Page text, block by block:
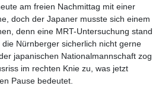
am freien Nachmittag mit einer
doch der Japaner musste sich einem
denn eine MRT-Untersuchung stand
Nürnberger sicherlich nicht gerne
japanischen Nationalmannschaft zog
im rechten Knie zu, was jetzt
Pause bedeutet.